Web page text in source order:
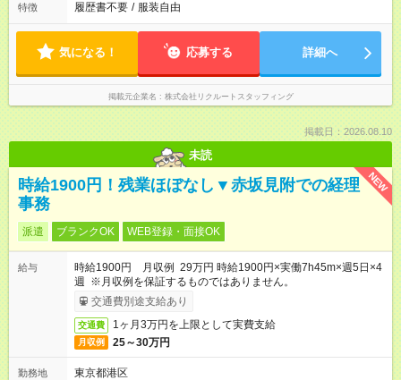
特徴 履歴書不要 / 服装自由
気になる！ 応募する 詳細へ
掲載元企業名 株式会社リクルートスタッフィング
掲載日：2026.08.10
未読
NEW
時給1900円！残業ほぼなし▼赤坂見附での経理
事務
派遣 ブランクOK WEB登録・面接OK
給与
時給1900円 月収例 29万円 時給1900円×実働7h45m×週5日×4
週 ※月収例を保証するものではありません。
交通費別途支給あり
交通費 1ヶ月3万円を上限として実費支給
月収例 25～30万円
勤務地
東京都港区